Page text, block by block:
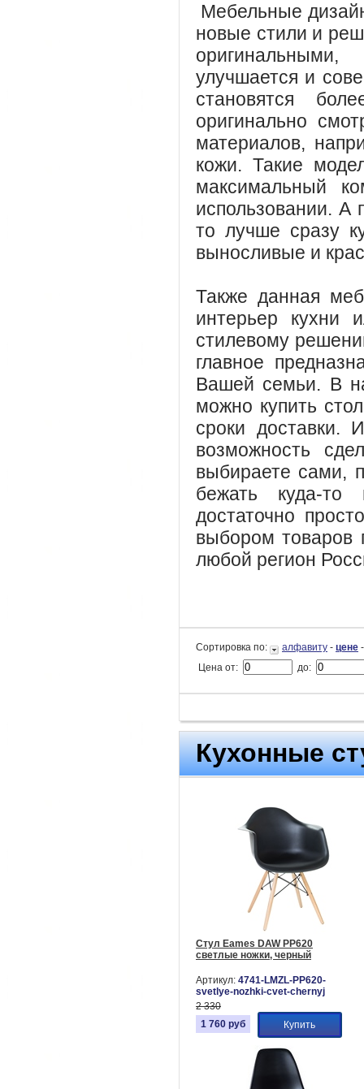
Мебельные
новые стили и
улучшается и
становятся
оригинально
материалов,
кожи. Такие
максимальный
использовании. А
то лучше сразу
выносливые и
Также данная
интерьер кухни
стилевому
главное
Вашей семьи. В
можно купить
сроки доставки.
возможность
выбираете сами,
бежать куда-то
достаточно
выбором товаров
любой регион
Сортировка по: алфавиту - цене
Цена от:
до:
Кухонные
Стул Eames DAW PP620
светлые ножки, черный
Артикул: 4741-LMZL-PP620-
svetlye-nozhki-cvet-chernyj
2 330
1 760 руб Купить